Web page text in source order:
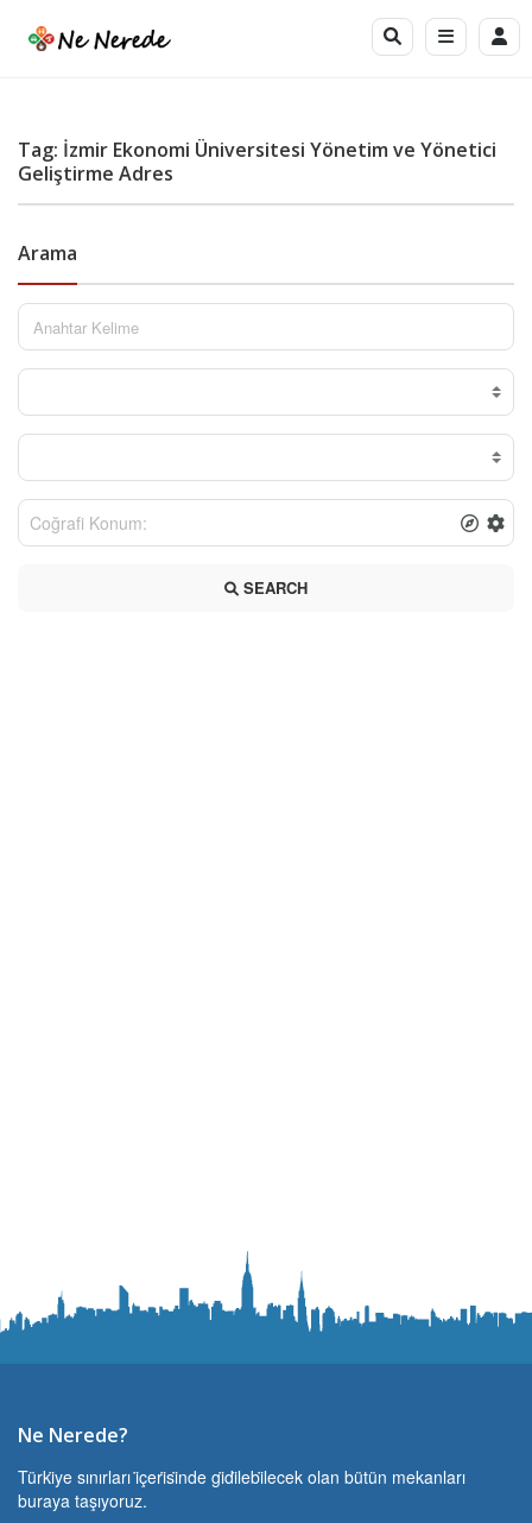
Tag: İzmir Ekonomi Üniversitesi Yönetim ve Yönetici
Geliştirme Adres
Arama
SEARCH
Ne Nerede?
Türki̇ye sınırları i̇çeri̇si̇nde gi̇di̇lebi̇lecek olan bütün mekanları
buraya taşıyoruz.